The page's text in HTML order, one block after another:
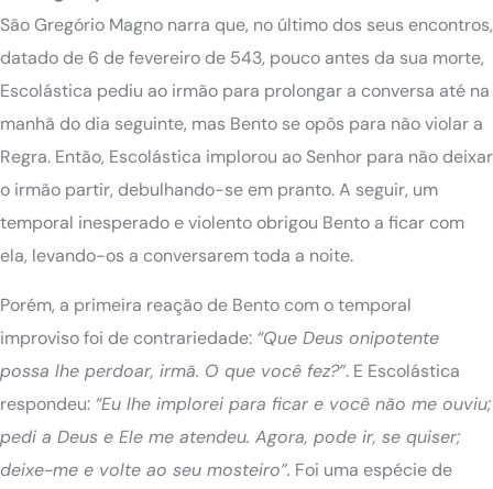
São Gregório Magno narra que, no último dos seus encontros,
datado de 6 de fevereiro de 543, pouco antes da sua morte,
Escolástica pediu ao irmão para prolongar a conversa até na
manhã do dia seguinte, mas Bento se opôs para não violar a
Regra. Então, Escolástica implorou ao Senhor para não deixar
o irmão partir, debulhando-se em pranto. A seguir, um
temporal inesperado e violento obrigou Bento a ficar com
ela, levando-os a conversarem toda a noite.
Porém, a primeira reação de Bento com o temporal
improviso foi de contrariedade: “Que Deus onipotente
possa lhe perdoar, irmã. O que você fez?”. E Escolástica
respondeu: “Eu lhe implorei para ficar e você não me ouviu;
pedi a Deus e Ele me atendeu. Agora, pode ir, se quiser;
deixe-me e volte ao seu mosteiro”. Foi uma espécie de